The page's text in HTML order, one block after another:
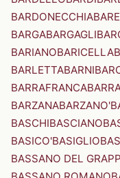
BARDONECCHIA
BARGABARGAGLI
BARIANOBARICELLA
BARLETTABARNI
BARRAFRANCA
BARZANABARZANO'
BASCHIBASCIANO
BASICO'BASIGLIO
BASSANO DEL